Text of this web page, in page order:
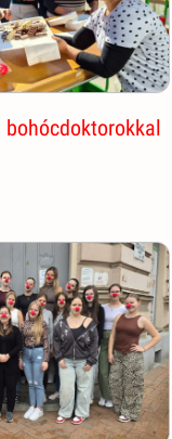
bohócdoktorokkal